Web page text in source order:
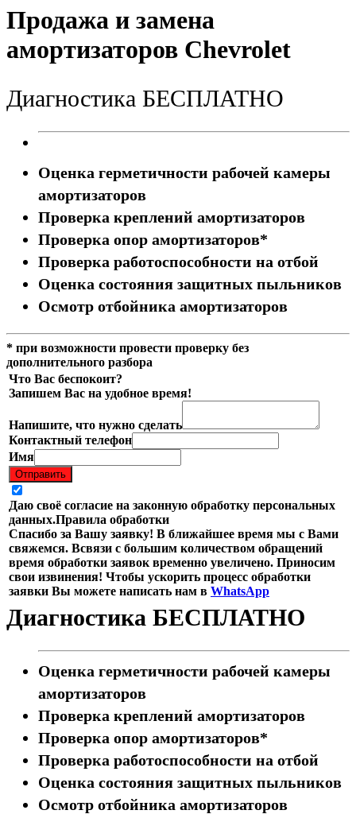
Продажа и замена
амортизаторов Chevrolet
Диагностика БЕСПЛАТНО
Оценка герметичности рабочей камеры
амортизаторов
Проверка креплений амортизаторов
Проверка опор амортизаторов*
Проверка работоспособности на отбой
Оценка состояния защитных пыльников
Осмотр отбойника амортизаторов
* при возможности провести проверку без
дополнительного разбора
Что Вас беспокоит?
Запишем Вас на удобное время!
Напишите, что нужно сделать
Контактный телефон
Имя
Отправить
Даю своё согласие на законную обработку персональных
данных.Правила обработки
Спасибо за Вашу заявку! В ближайшее время мы с Вами
свяжемся. Всвязи с большим количеством обращений
время обработки заявок временно увеличено. Приносим
свои извинения! Чтобы ускорить процесс обработки
заявки Вы можете написать нам в WhatsApp
Диагностика БЕСПЛАТНО
Оценка герметичности рабочей камеры
амортизаторов
Проверка креплений амортизаторов
Проверка опор амортизаторов*
Проверка работоспособности на отбой
Оценка состояния защитных пыльников
Осмотр отбойника амортизаторов